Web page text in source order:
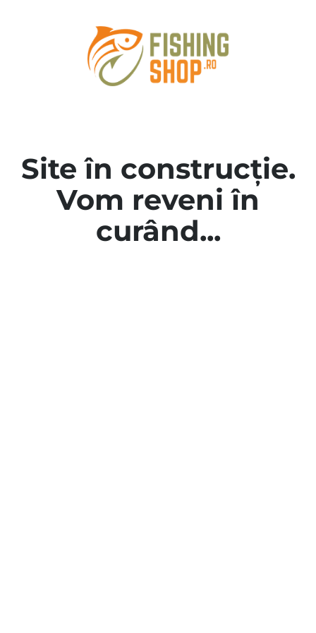
Site în construcție.
Vom reveni în
curând...